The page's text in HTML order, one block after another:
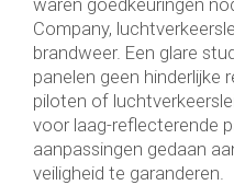
Company,
brandweer. Een glare
panelen geen hinderlijke
piloten of
voor laag-reflecterende
aanpassingen gedaan
veiligheid te garanderen.